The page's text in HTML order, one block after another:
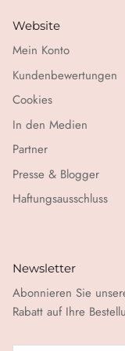
Website
Mein Konto
Kundenbewertungen
Cookies
In den Medien
Partner
Presse & Blogger
Haftungsausschluss
Newsletter
Abonnieren Sie
Rabatt auf Ihre